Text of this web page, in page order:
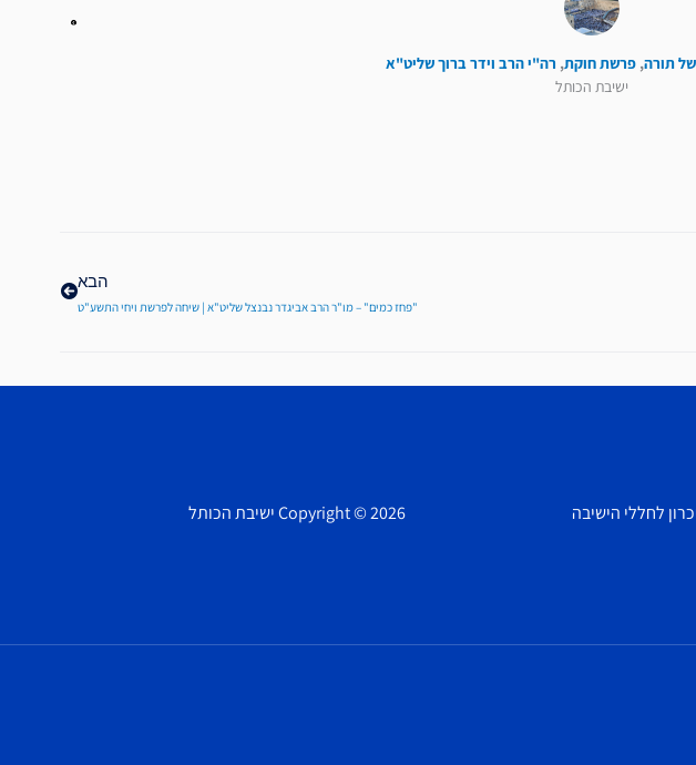
של תורה, פרשת חוקת, רה"י הרב וידר ברוך שליט"א
ישיבת הכותל
הבא
"פחז כמים" – מו"ר הרב אביגדר נבנצל שליט"א | שיחה לפרשת ויחי התשע"ט
לחללי הישיבה
Copyright © 2026 ישיבת הכותל